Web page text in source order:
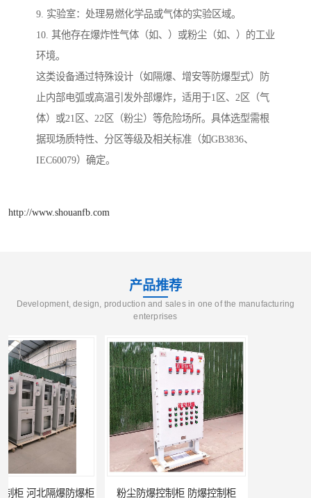
9. 实验室：处理易燃化学品或气体的实验区域。
10. 其他存在爆炸性气体（如、）或粉尘（如、）的工业
环境。
这类设备通过特殊设计（如隔爆、增安等防爆型式）防
止内部电弧或高温引发外部爆炸，适用于1区、2区（气
体）或21区、22区（粉尘）等危险场所。具体选型需根
据现场质特性、分区等级及相关标准（如GB3836、
IEC60079）确定。
http://www.shouanfb.com
产品推荐
Development, design, production and sales in one of the manufacturing
enterprises
粉尘防爆控制柜 防爆控制柜